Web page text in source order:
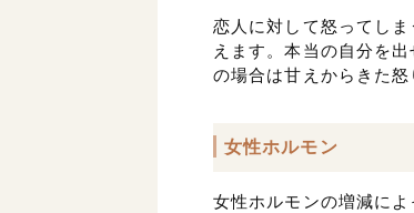
恋人に対して怒ってし
えます。本当の自分を
の場合は甘えからきた怒
女性ホルモン
女性ホルモンの増減に